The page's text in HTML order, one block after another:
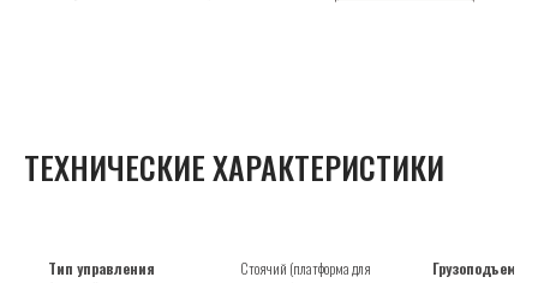
ТЕХНИЧЕСКИЕ ХАРАКТЕРИСТИКИ
Тип управления
Стоячий (платформа для